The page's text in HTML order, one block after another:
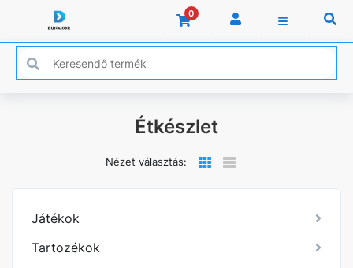
0
Étkészlet
Nézet választás:
Játékok
Tartozékok